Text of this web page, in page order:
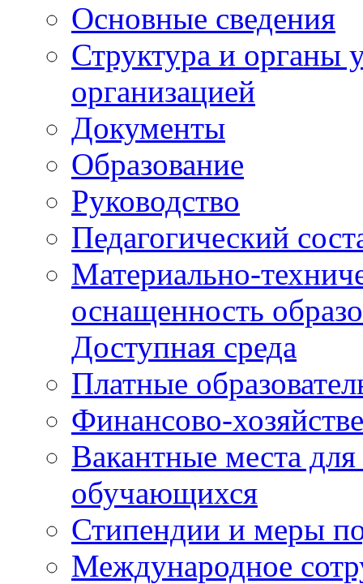
Основные сведения
Структура и органы
организацией
Документы
Образование
Руководство
Педагогический
Материально-
оснащенность
Доступная среда
Платные
Финансово-
Вакантные места
обучающихся
Стипендии и меры
Международное